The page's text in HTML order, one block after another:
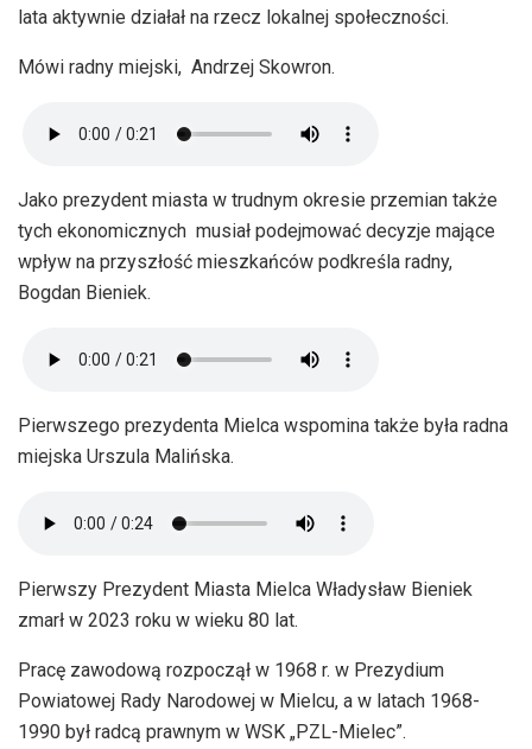
lata aktywnie działał na rzecz lokalnej społeczności.
Mówi radny miejski, Andrzej Skowron.
Jako prezydent miasta w trudnym okresie przemian także
tych ekonomicznych musiał podejmować decyzje mające
wpływ na przyszłość mieszkańców podkreśla radny,
Bogdan Bieniek.
Pierwszego prezydenta Mielca wspomina także była radna
miejska Urszula Malińska.
Pierwszy Prezydent Miasta Mielca Władysław Bieniek
zmarł w 2023 roku w wieku 80 lat.
Pracę zawodową rozpoczął w 1968 r. w Prezydium
Powiatowej Rady Narodowej w Mielcu, a w latach 1968-
1990 był radcą prawnym w WSK „PZL-Mielec”.